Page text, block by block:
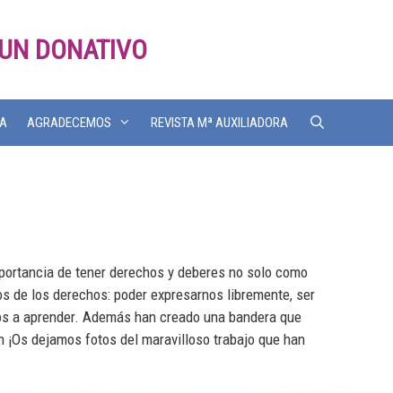
DONATIVO
AGRADECEMOS REVISTA Mª AUXILIADORA
de tener derechos y deberes no solo como
de los derechos: poder expresarnos libremente, ser
aprender. Además han creado una bandera que
dejamos fotos del maravilloso trabajo que han